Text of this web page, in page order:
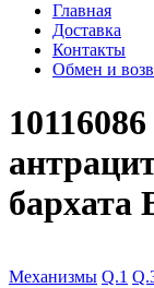
Главная
Доставка
Контакты
Обмен и
бархата
Механизмы Q.1